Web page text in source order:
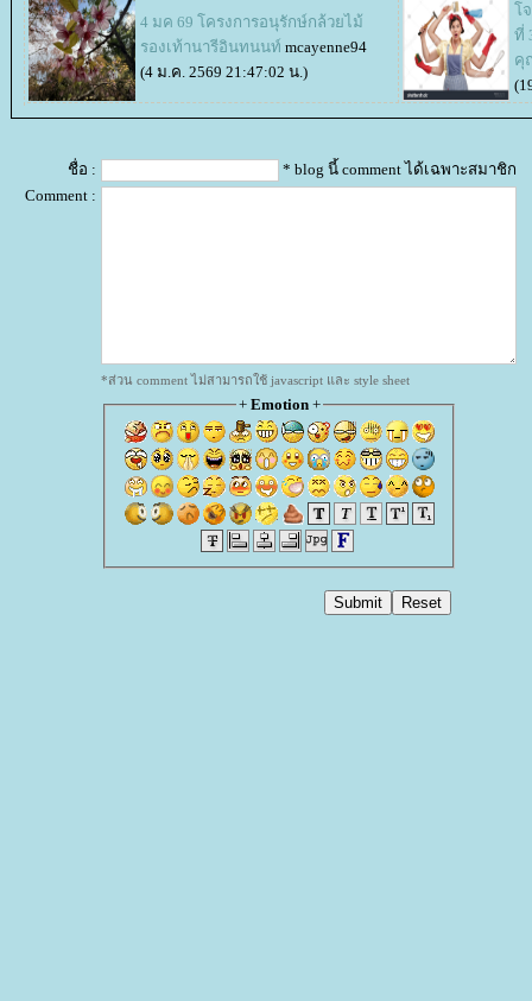
4 มค 69 โครงการอนุรักษ์กล้วยไม้
รองเท้านารีอินทนนท์ mcayenne94
(4 ม.ค. 2569 21:47:02 น.)
จ
ที่
คุ
ชื่อ :
* blog นี้ comment ได้เฉพาะสมาชิก
Comment :
*ส่วน comment ไม่สามารถใช้ javascript และ style sheet
+ Emotion+